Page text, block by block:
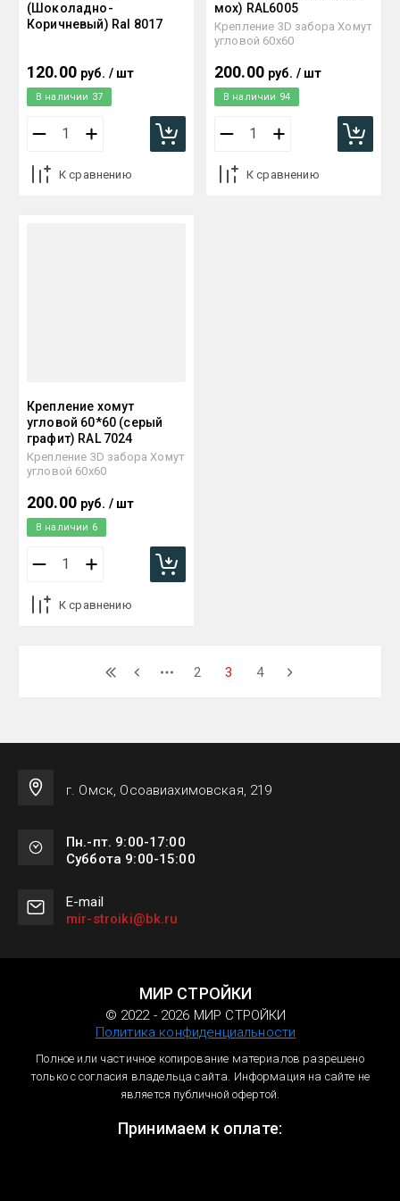
(Шоколадно-
Коричневый) Ral 8017
В наличии 37
120.00 руб. / шт
К сравнению
мох) RAL6005
Крепление 3D забора Хомут
угловой 60х60
В наличии 94
200.00 руб. / шт
К сравнению
Крепление хомут
угловой 60*60 (серый
графит) RAL 7024
Крепление 3D забора Хомут
угловой 60х60
В наличии 6
200.00 руб. / шт
К сравнению
2 3 4
г. Омск, Осоавиахимовская, 219
Пн.-пт. 9:00-17:00
Суббота 9:00-15:00
Е-mail
mir-stroiki@bk.ru
МИР СТРОЙКИ
© 2022 - 2026 МИР СТРОЙКИ
Политика конфиденциальности
Полное или частичное копирование материалов разрешено
только с согласия владельца сайта. Информация на сайте не
является публичной офертой.
Принимаем к оплате: